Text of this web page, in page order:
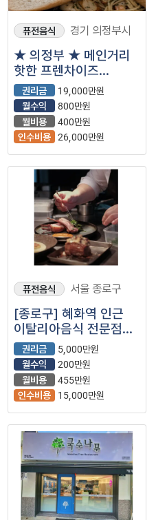
퓨전음식 경기 의정부시
★ 의정부 ★ 메인거리
핫한 프렌차이즈
레스토랑
권리금
19,000만원
월수익
800만원
월비용
400만원
인수비용 26,000만원
퓨전음식 서울 종로구
[종로구] 혜화역 인근
이탈리아음식 전문점
(양식/피자/파스타/
브런치/레스토랑)
권리금
5,000만원
월수익
200만원
월비용
455만원
인수비용
15,000만원